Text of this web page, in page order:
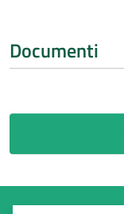
Documenti